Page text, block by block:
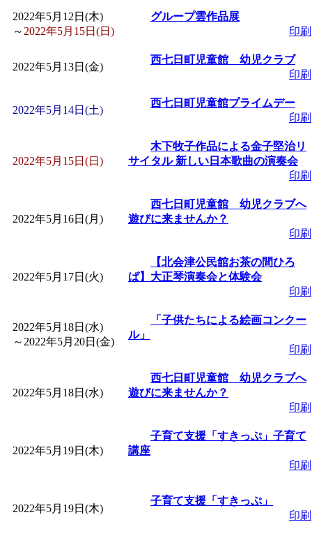
付期間：2026/08/10～
「まだまだ暑い！コ
レクリエーション 障
ットせよ！」 受付期
皆鶴姫のこびる塾
～」 受付期間：～
子育て交流広場「
間：2026/08/10～
「赤ちゃん交流広場
間：2026/08/10～
みなづる号乗車体
de 健康づくり」」 受
堂島地区歴史ウオ
」 受付期間：～
2022年5月12日(木)
～ 2022年5月15日(日)
グループ雲作品展
印刷
2022年5月13日(金)
西七日町児童館 幼児クラブ
印刷
2022年5月14日(土)
西七日町児童館プライムデー
印刷
2022年5月15日(日)
木下牧子作品による金子堅治リ
サイタル 新しい日本歌曲の演奏会
印刷
2022年5月16日(月)
西七日町児童館 幼児クラブへ
遊びに来ませんか？
印刷
2022年5月17日(火)
【北会津公民館お茶の間ひろ
ば】大正琴演奏会と体験会
印刷
2022年5月18日(水)
～ 2022年5月20日(金)
「子供たちによる絵画コンクー
ル」
印刷
2022年5月18日(水)
西七日町児童館 幼児クラブへ
遊びに来ませんか？
印刷
2022年5月19日(木)
子育て支援「すきっぷ」子育て
講座
印刷
2022年5月19日(木)
子育て支援「すきっぷ」
印刷